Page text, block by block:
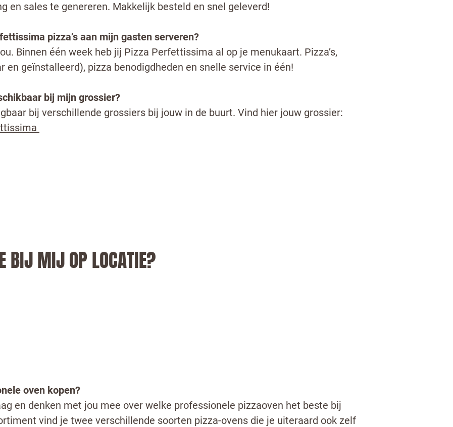
en sales te genereren. Makkelijk besteld en snel geleverd!
pizza’s aan mijn gasten serveren?
Binnen één week heb jij Pizza Perfettissima al op je menukaart. Pizza’s,
en geïnstalleerd), pizza benodigdheden en snelle service in één!
bij mijn grossier?
bij verschillende grossiers bij jouw in de buurt. Vind hier jouw grossier:
BIJ MIJ OP LOCATIE?
oven kopen?
en denken met jou mee over welke professionele pizzaoven het beste bij
vind je twee verschillende soorten pizza-ovens die je uiteraard ook zelf